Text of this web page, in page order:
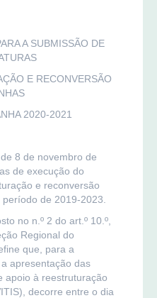
A SUBMISSÃO DE
E RECONVERSÃO
2020-2021
8 de novembro de
de execução do
e reconversão
de 2019-2023.
no n.º 2 do art.º 10.º,
Regional do
que, para a
apresentação das
apoio à reestruturação
decorre entre o dia